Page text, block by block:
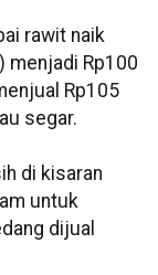
rawit naik
menjadi Rp100
Rp105
segar.
di kisaran
untuk
dijual